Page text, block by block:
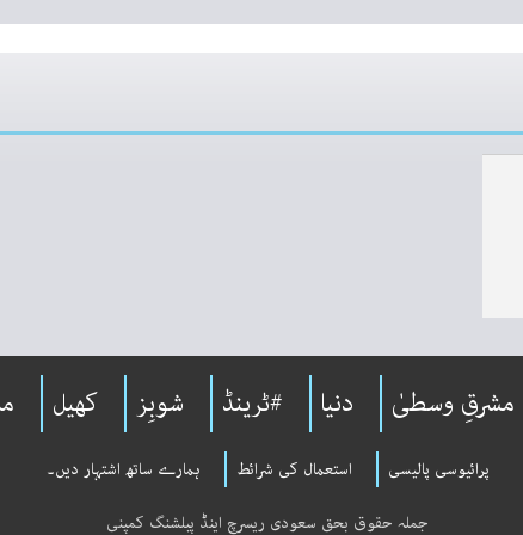
مشرقِ وسطیٰ دنیا #ٹرینڈ شوبِز کھیل
پرائیوسی پالیسی استعمال کی شرائط ہمارے ساتھ اشتہار دیں۔
جملہ حقوق بحق سعودی ریسرچ اینڈ پبلشنگ کمپنی